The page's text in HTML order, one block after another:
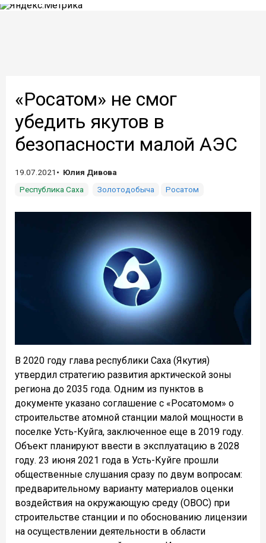
«Росатом» не смог
убедить якутов в
безопасности малой АЭС
19.07.2021
Юлия Дивова
Республика Саха
Золотодобыча Росатом
В 2020 году глава республики Саха (Якутия)
утвердил стратегию развития арктической зоны
региона до 2035 года. Одним из пунктов в
документе указано соглашение с «Росатомом» о
строительстве атомной станции малой мощности в
поселке Усть-Куйга, заключенное еще в 2019 году.
Объект планируют ввести в эксплуатацию в 2028
году. 23 июня 2021 года в Усть-Куйге прошли
общественные слушания сразу по двум вопросам:
предварительному варианту материалов оценки
воздействия на окружающую среду (ОВОС) при
строительстве станции и по обоснованию лицензии
на осуществлении деятельности в области